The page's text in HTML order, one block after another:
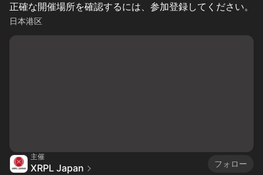
正確な開催場所を確認するには、参加登録してください。
日本港区
主催
XRPL Japan
フォロー